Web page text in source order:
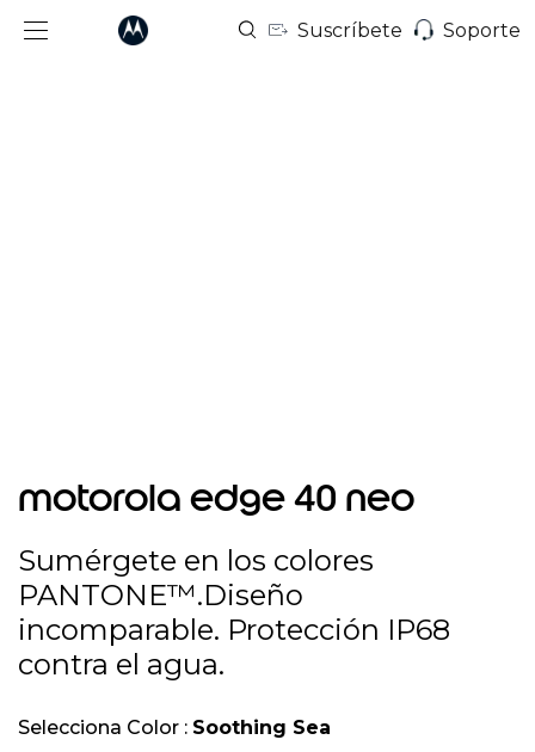
Suscríbete Soporte
t
e
o
f
5
motorola edge 40 neo
Sumérgete en los colores
PANTONE™.Diseño
incomparable. Protección IP68
contra el agua.
Selecciona Color : Soothing Sea